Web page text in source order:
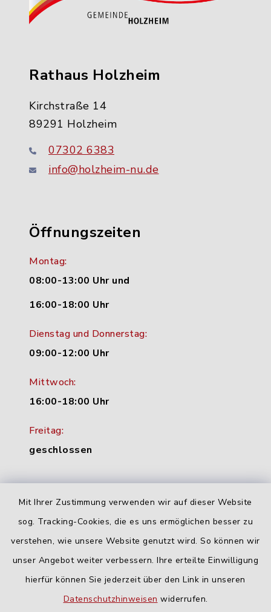
Mit Ihrer Zustimmung verwenden wir auf dieser Website
sog. Tracking-Cookies, die es uns ermöglichen besser zu
verstehen, wie unsere Website genutzt wird. So können wir
unser Angebot weiter verbessern. Ihre erteilte Einwilligung
hierfür können Sie jederzeit über den Link in unseren
Datenschutzhinweisen widerrufen.
Rathaus Holzheim
Kirchstraße 14
89291 Holzheim
07302 6383
info@holzheim-nu.de
Öffnungszeiten
Montag:
08:00-13:00 Uhr und
16:00-18:00 Uhr
Dienstag und Donnerstag:
09:00-12:00 Uhr
Mittwoch:
16:00-18:00 Uhr
Freitag:
geschlossen
Landratsamt Neu-Ulm
Fahrplanauskunft DING